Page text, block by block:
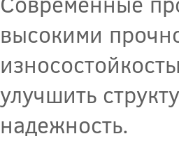
высокими
улучшить
надежность.